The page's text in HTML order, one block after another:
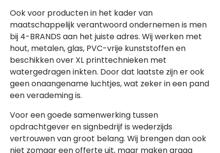
Ook voor producten in het kader van
maatschappelijk verantwoord ondernemen is men
bij 4-BRANDS aan het juiste adres. Wij werken met
hout, metalen, glas, PVC-vrije kunststoffen en
beschikken over XL printtechnieken met
watergedragen inkten. Door dat laatste zijn er ook
geen onaangename luchtjes, wat zeker in een pand
een verademing is.
Voor een goede samenwerking tussen
opdrachtgever en signbedrijf is wederzijds
vertrouwen van groot belang. Wij brengen dan ook
niet zomaar een offerte uit, maar maken graag